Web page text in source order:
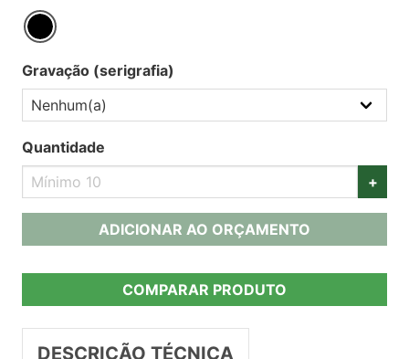
Gravação (serigrafia)
Quantidade
+
ADICIONAR AO ORÇAMENTO
COMPARAR PRODUTO
DESCRIÇÃO TÉCNICA